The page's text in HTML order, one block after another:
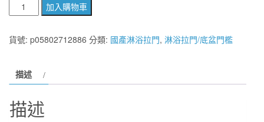
框
無
8mm
化
加入購物車
貨號: p05802712886 分類: 國產淋浴拉門, 淋浴拉門/底盆門檻
描述
描述